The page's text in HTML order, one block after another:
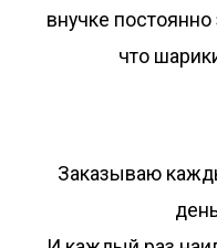
внучке
что
Заказываю